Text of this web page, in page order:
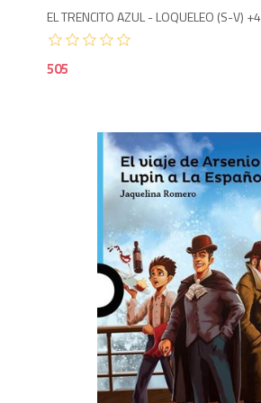
EL TRENCITO AZUL - LOQUELEO (S-V) +4
505